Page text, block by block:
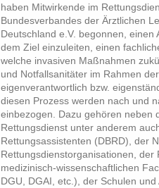
haben Mitwirkende im
Bundesverbandes der Ärztlichen
Deutschland e.V. begonnen, einen
dem Ziel einzuleiten, einen
welche invasiven Maßnahmen
und Notfallsanitäter im Rahmen
eigenverantwortlich bzw.
diesen Prozess werden nach und
einbezogen. Dazu gehören neben
Rettungsdienst unter anderem
Rettungsassistenten (DBRD), der
Rettungsdienstorganisationen, der
medizinisch-wissenschaftlichen
DGU, DGAI, etc.), der Schulen und